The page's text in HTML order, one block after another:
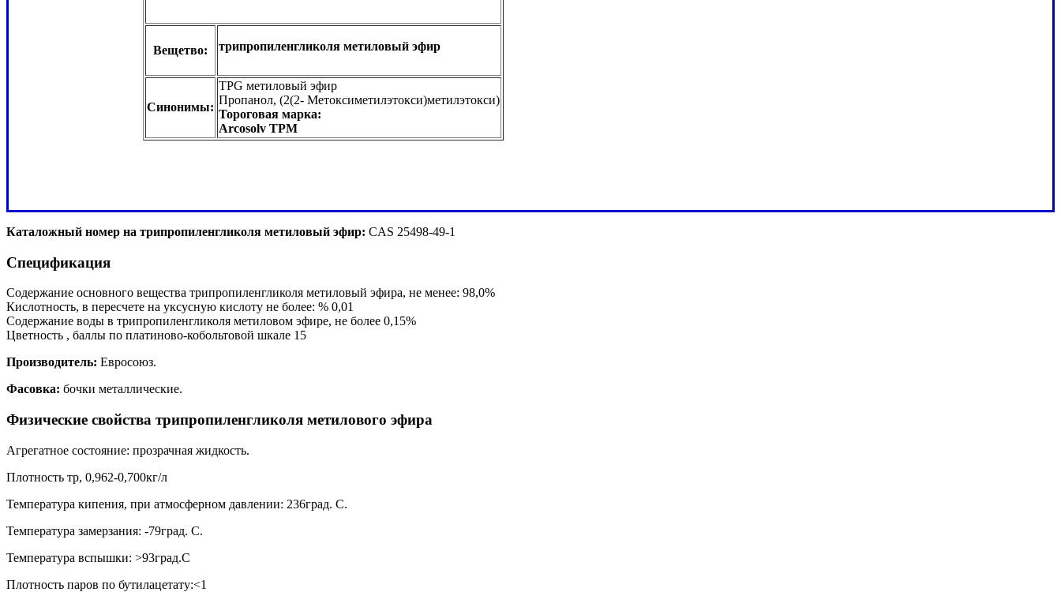
Вещетво: трипропиленгликоля метиловый эфир
Синонимы:
TPG метиловый эфир
Пропанол, (2(2- Метоксиметилэтокси)метилэтокси)
Тороговая марка:
Arcosolv TPM
Каталожный номер на трипропиленгликоля метиловый эфир: CAS 25498-49-1
Спецификация
Содержание основного вещества трипропиленгликоля метиловый эфира, не менее: 98,0%
Кислотность, в пересчете на уксусную кислоту не более: % 0,01
Содержание воды в трипропиленгликоля метиловом эфире, не более 0,15%
Цветность , баллы по платиново-кобольтовой шкале 15
Производитель: Евросоюз.
Фасовка: бочки металлические.
Физические свойства трипропиленгликоля метилового эфира
Агрегатное состояние: прозрачная жидкость.
Плотность тр, 0,962-0,700кг/л
Температура кипения, при атмосферном давлении: 236град. С.
Температура замерзания: -79град. С.
Температура вспышки: >93град.С
Плотность паров по бутилацетату:<1